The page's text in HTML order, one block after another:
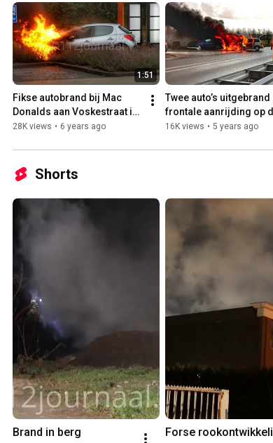
1:51
Fikse autobrand bij Mac
Donalds aan Voskestraat in
Uden
28K views • 6 years ago
Twee auto’s uitgebrand
frontale aanrijding op
Udenseweg in Veghel
16K views • 5 years ago
Shorts
Brand in berg
Forse